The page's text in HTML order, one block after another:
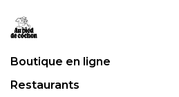
Boutique en ligne
Restaurants